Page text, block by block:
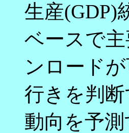
生産(GDP)
ベースで
ンロード
行きを判
動向を予